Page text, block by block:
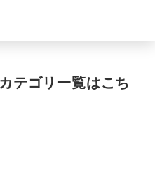
テゴリ一覧はこち